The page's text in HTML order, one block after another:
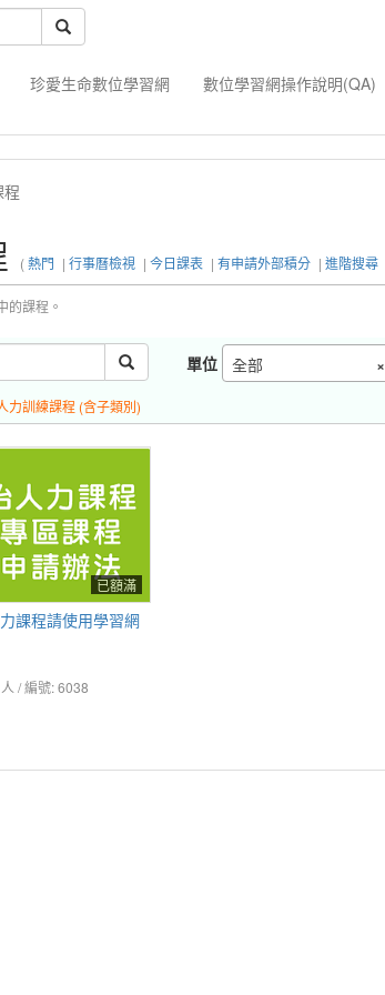
珍愛生命數位學習網 數位學習網操作說明(QA)
(熱門 | 行事曆檢視 | 今日課表 | 有申請外部積分 | 進階搜尋
的課程。
單位 ×
全部
力訓練課程 (含子類別)
已額滿
課程請使用學習網
/ 編號: 6038